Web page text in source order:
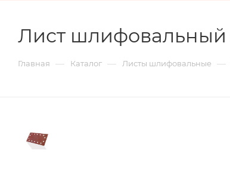
Лист шлифовальный
Главная — Каталог — Листы шлифовальные —